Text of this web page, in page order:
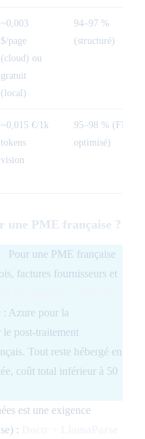
~0,003
$/page
(cloud) ou
gratuit
(local)
94–97 %
(structuré)
~0,015 €/1k
tokens
vision
95–98 % (FR
optimisé)
une PME française ?
Pour une PME française
factures fournisseurs et
Azure pour la
post-traitement
Tout reste hébergé en
coût total inférieur à 50
est une exigence
: